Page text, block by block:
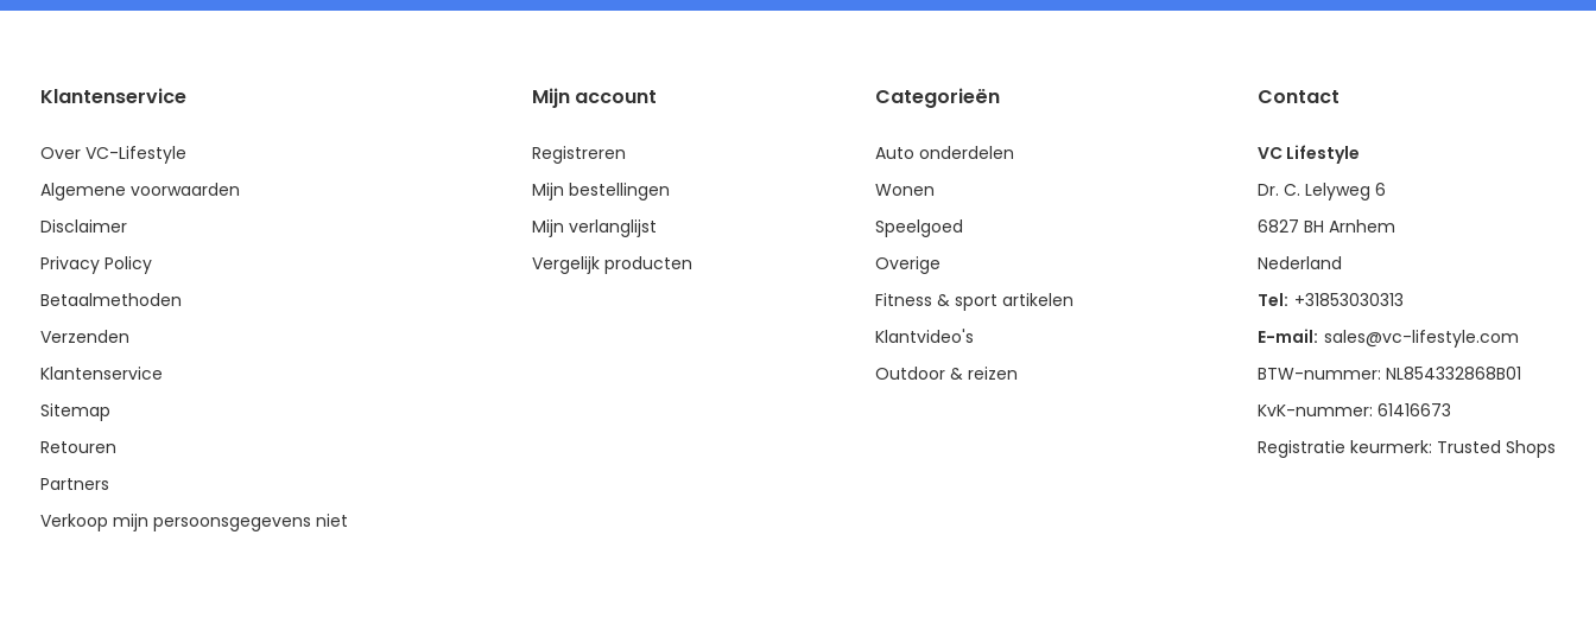
Klantenservice
Over VC-Lifestyle
Algemene voorwaarden
Disclaimer
Privacy Policy
Betaalmethoden
Verzenden
Klantenservice
Sitemap
Retouren
Partners
Verkoop mijn persoonsgegevens niet
Mijn account
Registreren
Mijn bestellingen
Mijn verlanglijst
Vergelijk producten
Categorieën
Auto onderdelen
Wonen
Speelgoed
Overige
Fitness & sport artikelen
Klantvideo's
Outdoor & reizen
Contact
VC Lifestyle
Dr. C. Lelyweg 6
6827 BH Arnhem
Nederland
Tel: +31853030313
E-mail: sales@vc-lifestyle.com
BTW-nummer: NL854332868B01
KvK-nummer: 61416673
Registratie keurmerk: Trusted Shops